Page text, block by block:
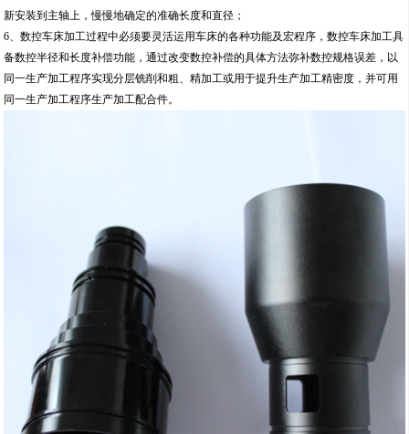
新安装到主轴上，慢慢地确定的准确长度和直径；
6、数控车床加工过程中必须要灵活运用车床的各种功能及宏程序，数控车床加工具
备数控半径和长度补偿功能，通过改变数控补偿的具体方法弥补数控规格误差，以
同一生产加工程序实现分层铣削和粗、精加工或用于提升生产加工精密度，并可用
同一生产加工程序生产加工配合件。